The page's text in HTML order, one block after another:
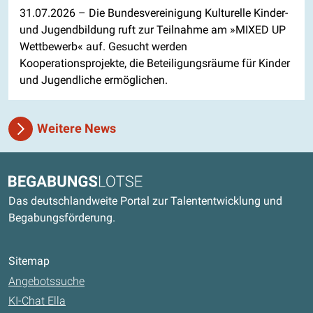
31.07.2026 – Die Bundesvereinigung Kulturelle Kinder-
und Jugendbildung ruft zur Teilnahme am »MIXED UP
Wettbewerb« auf. Gesucht werden
Kooperationsprojekte, die Beteiligungsräume für Kinder
und Jugendliche ermöglichen.
Weitere News
Begabungslotse
Das deutschlandweite Portal zur Talententwicklung und
Begabungsförderung.
Sitemap
Angebotssuche
KI-Chat Ella